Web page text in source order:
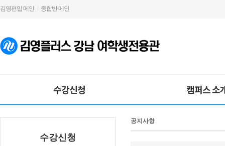
김영편입 메인 종합반 메인
수강신청 캠퍼스 소
수강신청
공지사항